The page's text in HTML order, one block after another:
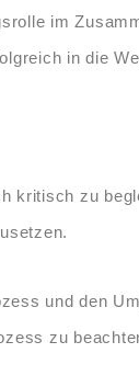
im
in die
kritisch zu
und den
zu